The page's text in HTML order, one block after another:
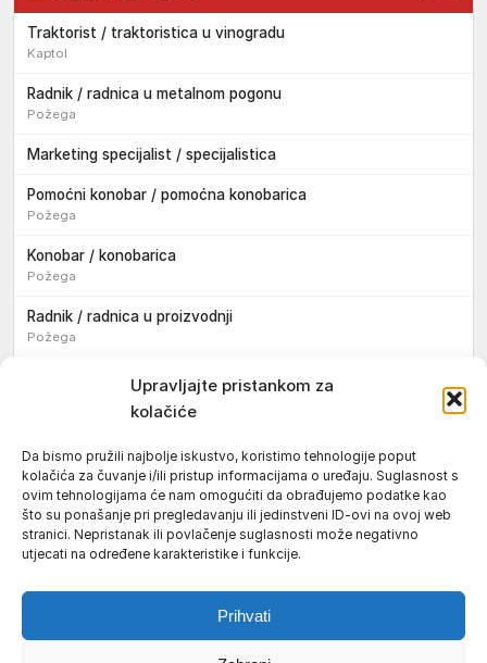
Upravljajte pristankom za
kolačiće
Da bismo pružili najbolje iskustvo, koristimo tehnologije poput
kolačića za čuvanje i/ili pristup informacijama o uređaju. Suglasnost s
ovim tehnologijama će nam omogućiti da obrađujemo podatke kao
što su ponašanje pri pregledavanju ili jedinstveni ID-ovi na ovoj web
stranici. Nepristanak ili povlačenje suglasnosti može negativno
utjecati na određene karakteristike i funkcije.
Prihvati
Traktorist / traktoristica u vinogradu
Kaptol
Radnik / radnica u metalnom pogonu
Požega
Marketing specijalist / specijalistica
Pomoćni konobar / pomoćna konobarica
Požega
Konobar / konobarica
Požega
Radnik / radnica u proizvodnji
Požega
Sezonski pomoćni radnik / sezonska pomoćna radnica
Pomoćni pekar / pomoćna pekarica
Pekar / pekarica
Požega
Konobar / konobarica
Požega